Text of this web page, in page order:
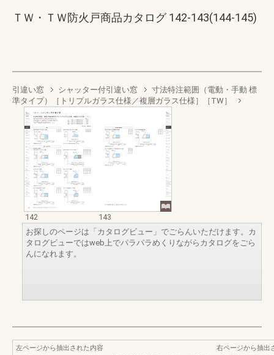
ＴＷ・ＴＷ防火戸商品カタログ 142-143(144-145)
引違い窓 シャッター付引違い窓
寸法特注範囲（電動・手動 標
準タイプ）［トリプルガラス仕様／複層ガラス仕様］［TW］
142
143
お探しのページは「カタログビュー」でごらんいただけます。カ
タログビューではweb上でパラパラめくりながらカタログをごら
んになれます。
左ページから抽出された内容
右ページから抽出